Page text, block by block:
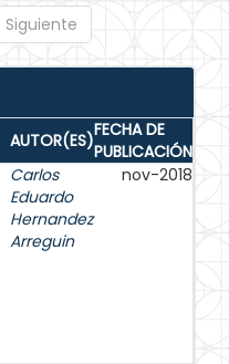
Siguiente
AUTOR(ES)FECHA DE
PUBLICACIÓN
Carlos
Eduardo
Hernandez
Arreguin
nov-2018